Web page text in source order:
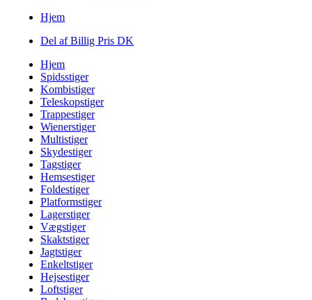
Hjem
Del af Billig Pris DK
Hjem
Spidsstiger
Kombistiger
Teleskopstiger
Trappestiger
Wienerstiger
Multistiger
Skydestiger
Tagstiger
Hemsestiger
Foldestiger
Platformstiger
Lagerstiger
Vægstiger
Skaktstiger
Jagtstiger
Enkeltstiger
Hejsestiger
Loftstiger